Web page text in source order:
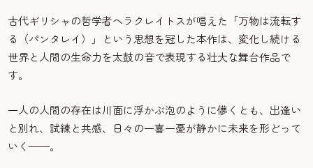
古代ギリシャの哲学者ヘラクレイトスが唱えた「万物は流転す
る（パンタレイ）」という思想を冠した本作は、変化し続ける
世界と人間の生命力を太鼓の音で表現する壮大な舞台作品で
す。
一人の人間の存在は川面に浮かぶ泡のように儚くとも、出逢い
と別れ、試練と共感、日々の一喜一憂が静かに未来を形どって
いく——。